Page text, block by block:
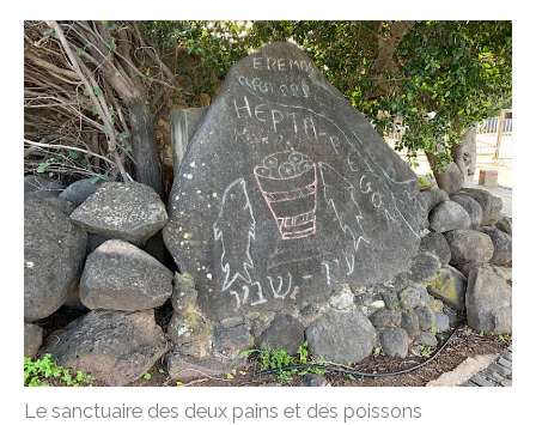
Le sanctuaire des deux pains et des poissons